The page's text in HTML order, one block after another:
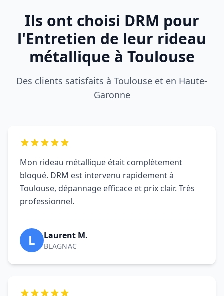
Mon rideau métallique était complètement
bloqué. DRM est intervenu rapidement à
Toulouse, dépannage efficace et prix clair. Très
professionnel.
Entretien rideau métallique impeccable par
DRM. Équipe compétente, travail soigné et
respect des délais. Je recommande !
S Sophie D.
COLOMIERS